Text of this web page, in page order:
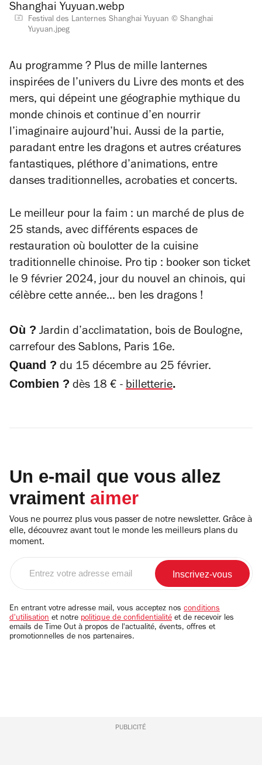
Festival des Lanternes Shanghai Yuyuan © Shanghai
Yuyuan.jpeg
Au programme ? Plus de mille lanternes
inspirées de l’univers du Livre des monts et des
mers, qui dépeint une géographie mythique du
monde chinois et continue d’en nourrir
l’imaginaire aujourd’hui. Aussi de la partie,
paradant entre les dragons et autres créatures
fantastiques, pléthore d’animations, entre
danses traditionnelles, acrobaties et concerts.
Le meilleur pour la faim : un marché de plus de
25 stands, avec différents espaces de
restauration où boulotter de la cuisine
traditionnelle chinoise. Pro tip : booker son ticket
le 9 février 2024, jour du nouvel an chinois, qui
célèbre cette année… ben les dragons !
Où ? Jardin d’acclimatation, bois de Boulogne,
carrefour des Sablons, Paris 16e.
Quand ? du 15 décembre au 25 février.
Combien ? dès 18 € - billetterie.
Un e-mail que vous allez
vraiment aimer
Vous ne pourrez plus vous passer de notre newsletter. Grâce à
elle, découvrez avant tout le monde les meilleurs plans du
moment.
email
En entrant votre adresse mail, vous acceptez nos conditions
d'utilisation et notre politique de confidentialité et de recevoir les
emails de Time Out à propos de l'actualité, évents, offres et
promotionnelles de nos partenaires.
PUBLICITÉ